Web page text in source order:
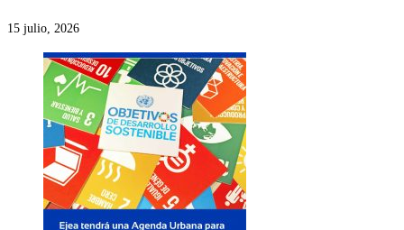
15 julio, 2026